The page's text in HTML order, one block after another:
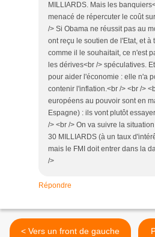
MILLIARDS. Mais les
menacé de répercuter le coût
/> Si Obama ne réussit pas au
ont reçu le soutien de l'Etat, et à
comme il le souhaitait, ce n'est
les dérives<br /> spéculatives.
pour aider l'économie : elle n'a
contenir l'inflation.<br /> <br />
européens au pouvoir sont en
Espagne) : ils vont plutôt
/> <br /> On va suivre la
30 MILLIARDS (à un taux
mais le FMI doit entrer dans la
/>
Répondre
< Vers un front de gauche